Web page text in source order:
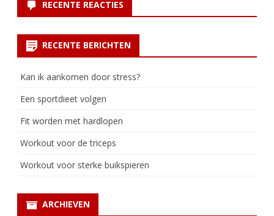
RECENTE REACTIES
RECENTE BERICHTEN
Kan ik aankomen door stress?
Een sportdieet volgen
Fit worden met hardlopen
Workout voor de triceps
Workout voor sterke buikspieren
ARCHIEVEN